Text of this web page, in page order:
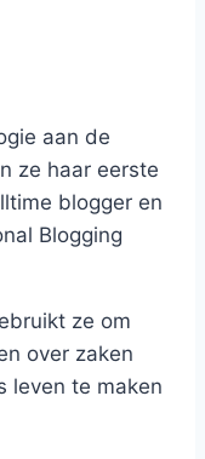
aan de
ze haar eerste
blogger en
Blogging
ze om
over zaken
leven te maken